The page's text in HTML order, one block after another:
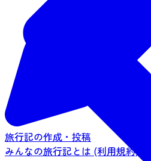
旅行記の作成・投稿
みんなの旅行記とは (利用規約)